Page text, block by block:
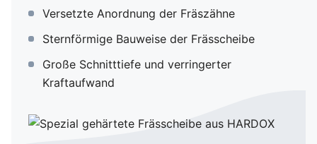
POWER-CLUTCH
Fräszähne
Versetzte Anordnung der Fräszähne
Sternförmige Bauweise der Frässcheibe
Große Schnitttiefe und verringerter
Kraftaufwand